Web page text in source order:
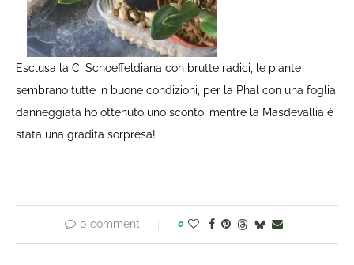
Esclusa la C. Schoeffeldiana con brutte radici, le piante
sembrano tutte in buone condizioni, per la Phal con una foglia
danneggiata ho ottenuto uno sconto, mentre la Masdevallia è
stata una gradita sorpresa!
0 commenti 0